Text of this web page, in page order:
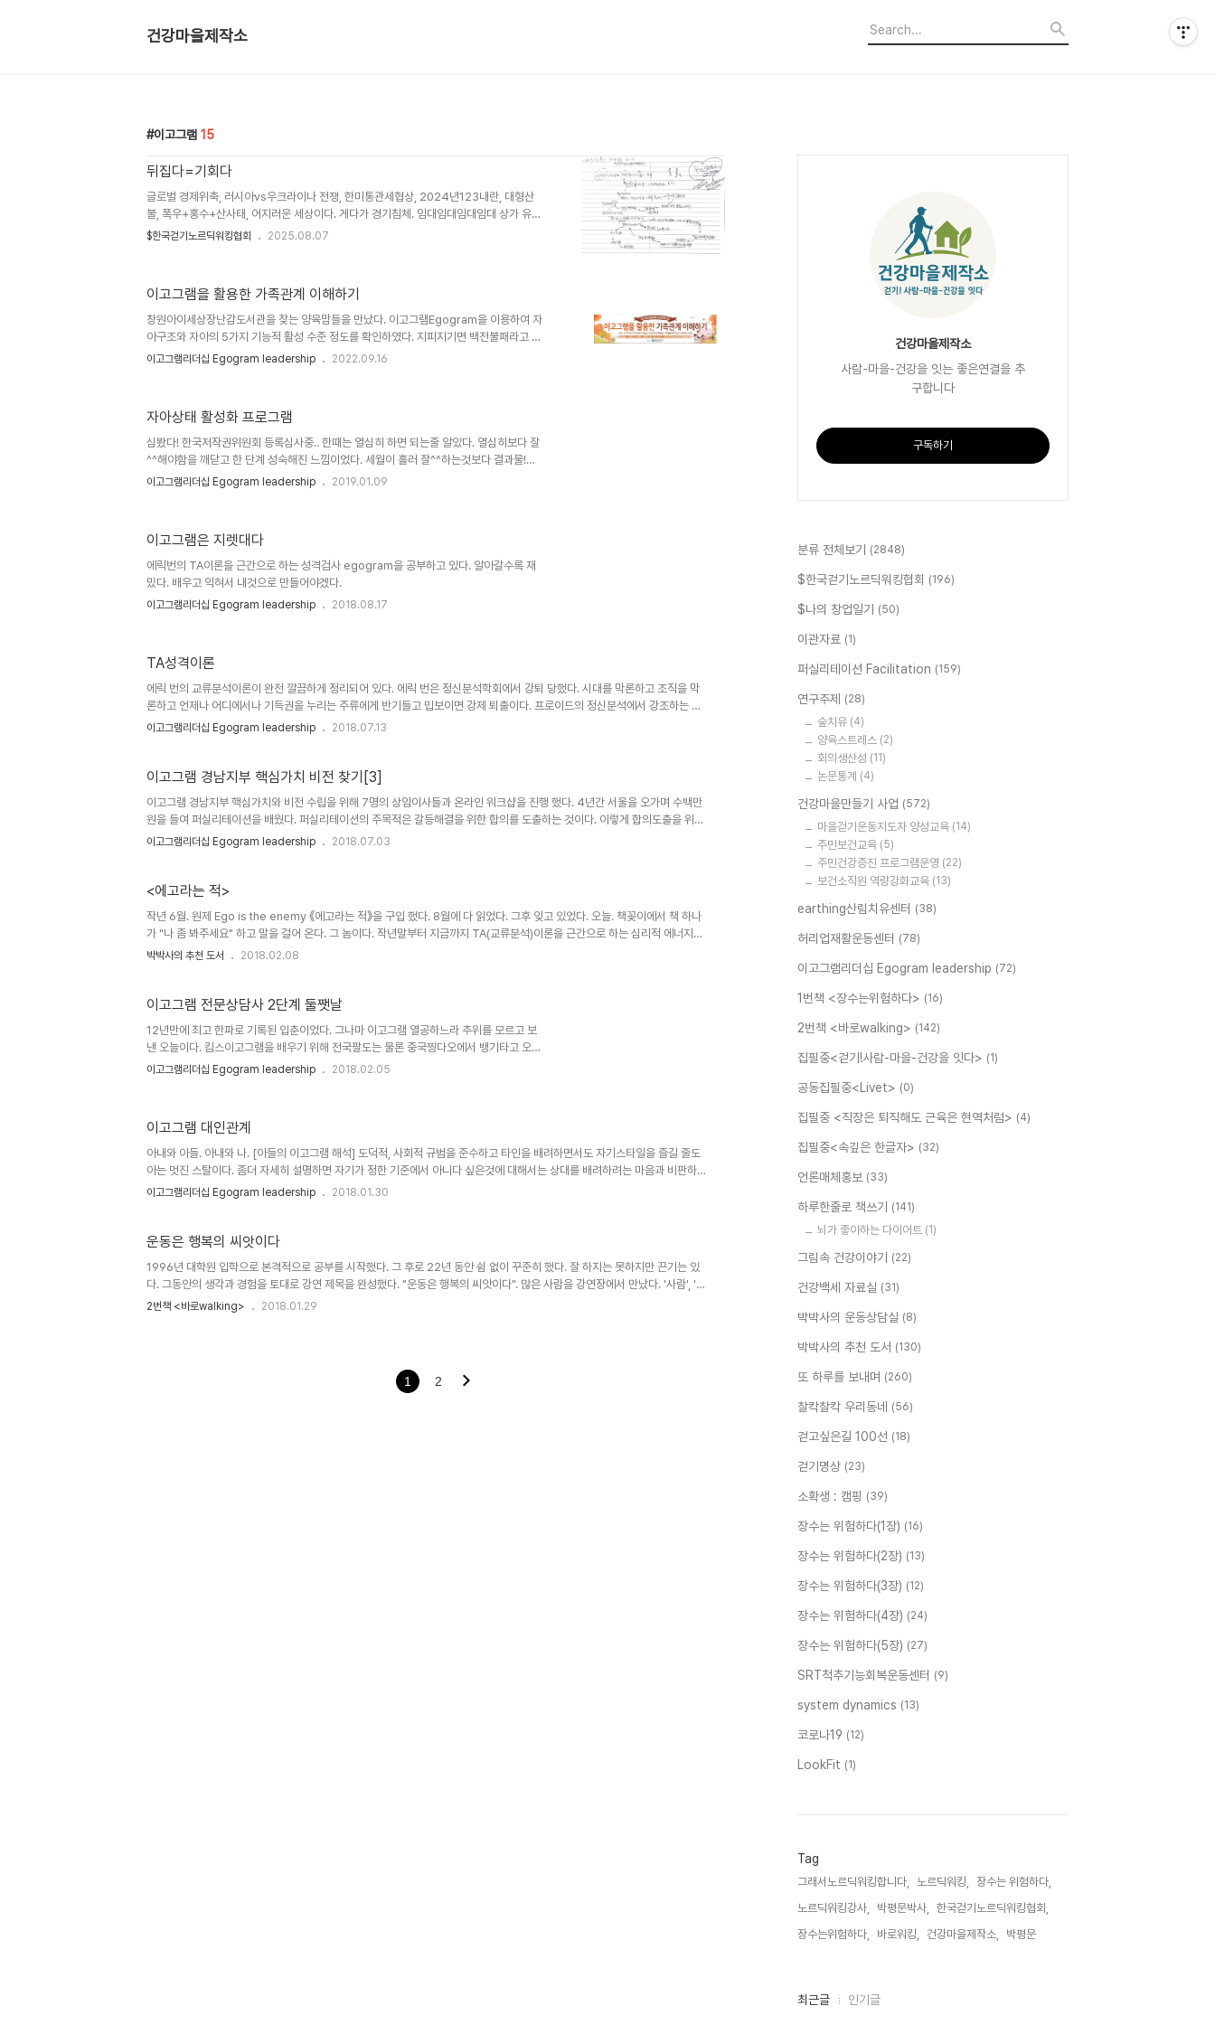
건강마을제작소
이고그램 15
뒤집다=기회다
글로벌 경제위축, 러시아vs우크라이나 전쟁, 한미통관세협상, 2024년123내란, 대형산
불, 폭우+홍수+산사태, 어지러운 세상이다. 게다가 경기침체. 임대임대임대임대 상가 유리
벽에는 끊없이 이어 붙인 임대 현수막.언제쯤 경기가 회복되고 일상은 안정되고 행복이 충
장 면경 김종호 박사님을 뵙고 왔다. 한국형 이고그램 성격검사개발자면서 지금도 국내외를
누비면서 활동하시는 현역이시다.sns로 나의 활동을 보고 계신다고 하셨다. 지금부터 5년
후를 준비하라..
$한국걷기노르딕워킹협회 2025.08.07
이고그램을 활용한 가족관계 이해하기
창원아이세상장난감도서관을 찾는 양육맘들을 만났다. 이고그램Egogram을 이용하여 자
아구조와 자아의 5가지 기능적 활성 수준 정도를 확인하였다. 지피지기면 백전불패라고 했
다. 부부관계가 전쟁은 아니지만 나를 알고 배우자를 알면 '이해의 틈'을 발견할 수 있다. 자
인해 하루하루 힘든 시간을 보내고 있다면 내가 내 자신을 파악하는 것이 먼저다. 이때 파악
하는 내모습은 진정한 자아가 아닌 경우가 많다. 나의 아바파를 진정한 내 자신으로 알고 있
는 사..
이고그램리더십 Egogram leadership 2022.09.16
자아상태 활성화 프로그램
심봤다! 한국저작권위원회 등록심사중.. 한때는 열심히 하면 되는줄 알았다. 열심히보다 잘
^^해야함을 깨닫고 한 단계 성숙해진 느낌이었다. 세월이 흘러 잘^^하는것보다 결과물!이
나와야 한다는 것을 깨닫고 또 한 단계 성숙해진 느낌이었다. 결과물!이 눈앞이다. 또 다음
이고그램리더십 Egogram leadership 2019.01.09
이고그램은 지렛대다
에릭번의 TA이론을 근간으로 하는 성격검사 egogram을 공부하고 있다. 알아갈수록 재
밌다. 배우고 익혀서 내것으로 만들어야겠다.
이고그램리더십 Egogram leadership 2018.08.17
TA성격이론
에릭 번의 교류분석이론이 완전 깔끔하게 정리되어 있다. 에릭 번은 정신분석학회에서 강퇴 당했다. 시대를 막론하고 조직을 막
론하고 언제나 어디에서나 기득권을 누리는 주류에게 반기들고 밉보이면 강제 퇴출이다. 프로이드의 정신분석에서 강조하는 것
들을 살짝 무시하면서 교류분..
이고그램리더십 Egogram leadership 2018.07.13
이고그램 경남지부 핵심가치 비전 찾기[3]
이고그램 경남지부 핵심가치와 비전 수립을 위해 7명의 상임이사들과 온라인 워크샵을 진행 했다. 4년간 서울을 오가며 수백만
원을 들여 퍼실리테이션을 배웠다. 퍼실리테이션의 주목적은 갈등해결을 위한 합의를 도출하는 것이다. 이렇게 합의도출을 위해
서는 의견충돌은 당연하다. 양..
이고그램리더십 Egogram leadership 2018.07.03
<에고라는 적>
작년 6월. 원제 Ego is the enemy 《에고라는 적》을 구입 했다. 8월에 다 읽었다. 그후 잊고 있었다. 오늘. 책꽂이에서 책 하나
가 "나 좀 봐주세요" 하고 말을 걸어 온다. 그 놈이다. 작년말부터 지금까지 TA(교류분석)이론을 근간으로 하는 심리적 에너지를
다루는 이고그램에 푹~~빠져 있다. 아..
박박사의 추천 도서 2018.02.08
이고그램 전문상담사 2단계 둘쨋날
12년만에 최고 한파로 기록된 입춘이었다. 그나마 이고그램 열공하느라 추위를 모르고 보
낸 오늘이다. 킴스이고그램을 배우기 위해 전국팔도는 물론 중국찡다오에서 뱅기타고 오셨
다고 한다. 교육장은 대구에 본부가 있는 한국이고그램연구소다. ▼전문상담사로서 갖추어
이고그램리더십 Egogram leadership 2018.02.05
이고그램 대인관계
아내와 아들. 아내와 나. [아들의 이고그램 해석] 도덕적, 사회적 규범을 준수하고 타인을 배려하면서도 자기스타일을 즐길 줄도
아는 멋진 스탈이다. 좀더 자세히 설명하면 자기가 정한 기준에서 아니다 싶은것에 대해서는 상대를 배려하려는 마음과 비판하고
바로잡아야 한다는 마음이..
이고그램리더십 Egogram leadership 2018.01.30
운동은 행복의 씨앗이다
1996년 대학원 입학으로 본격적으로 공부를 시작했다. 그 후로 22년 동안 쉼 없이 꾸준히 했다. 잘 하지는 못하지만 끈기는 있
다. 그동안의 생각과 경험을 토대로 강연 제목을 완성했다. "운동은 행복의 씨앗이다". 많은 사람을 강연장에서 만났다. '사람', '인
생' 하면 떠오르는 연관단어는 ..
2번책 <바로walking> 2018.01.29
1 2
건강마을제작소
사람-마을-건강을 잇는 좋은연결을 추
구합니다
구독하기
분류 전체보기 (2848)
$한국걷기노르딕워킹협회 (196)
$나의 창업일기 (50)
이관자료 (1)
퍼실리테이션 Facilitation (159)
연구주제 (28)
숲치유 (4)
양육스트레스 (2)
회의생산성 (11)
논문통계 (4)
건강마을만들기 사업 (572)
마을걷기운동지도자 양성교육 (14)
주민보건교육 (5)
주민건강증진 프로그램운영 (22)
보건소직원 역량강화교육 (13)
earthing산림치유센터 (38)
허리업재활운동센터 (78)
이고그램리더십 Egogram leadership (72)
1번책 <장수는위험하다> (16)
2번책 <바로walking> (142)
집필중<걷기!사람-마을-건강을 잇다> (1)
공동집필중<Livet> (0)
집필중 <직장은 퇴직해도 근육은 현역처럼> (4)
집필중<속깊은 한글자> (32)
언론매체홍보 (33)
하루한줄로 책쓰기 (141)
뇌가 좋아하는 다이어트 (1)
그림속 건강이야기 (22)
건강백세 자료실 (31)
박박사의 운동상담실 (8)
박박사의 추천 도서 (130)
또 하루를 보내며 (260)
찰칵찰칵 우리동네 (56)
걷고싶은길 100선 (18)
걷기명상 (23)
소확생 : 캠핑 (39)
장수는 위험하다(1장) (16)
장수는 위험하다(2장) (13)
장수는 위험하다(3장) (12)
장수는 위험하다(4장) (24)
장수는 위험하다(5장) (27)
SRT척추기능회복운동센터 (9)
system dynamics (13)
코로나19 (12)
LookFit (1)
Tag
그래서노르딕워킹합니다, 노르딕워킹,
장수는 위험하다,
노르딕워킹강사,
박평문박사,
한국걷기노르딕워킹협회,
장수는위험하다,
바로워킹, 건강마을제작소, 박평문,
최
최근글 인기글